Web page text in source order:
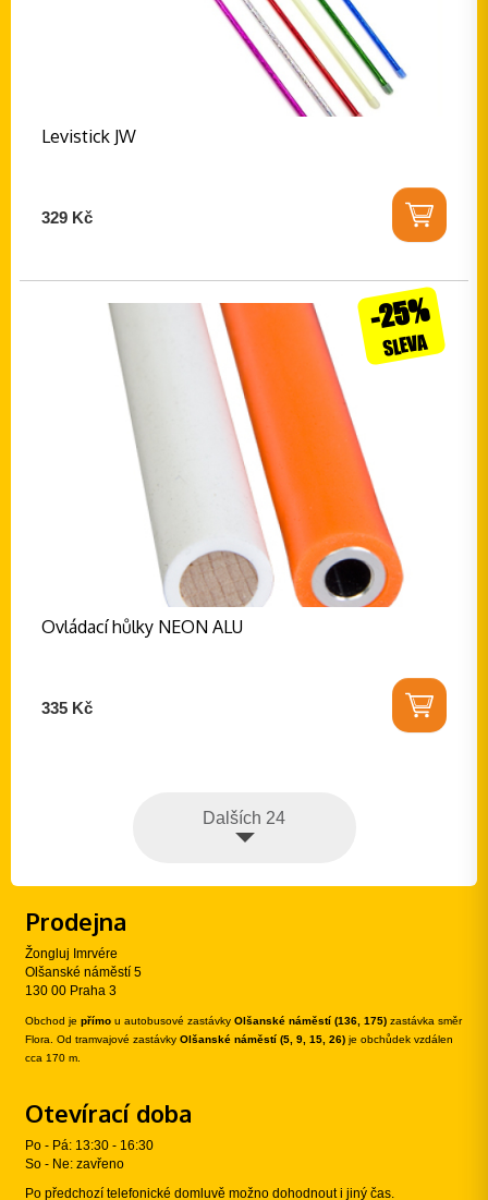
Levistick JW
329 Kč
Ovládací hůlky NEON ALU
335 Kč
-25%
SLEVA
Dalších 24
Prodejna
Žongluj Imrvére
Olšanské náměstí 5
130 00 Praha 3
Obchod je přímo u autobusové zastávky Olšanské náměstí (136, 175) zastávka směr
Flora. Od tramvajové zastávky Olšanské náměstí (5, 9, 15, 26) je obchůdek vzdálen
cca 170 m.
Otevírací doba
Po - Pá: 13:30 - 16:30
So - Ne: zavřeno
Po předchozí telefonické domluvě možno dohodnout i jiný čas.